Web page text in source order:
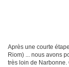
Après une courte
Riom) ... nous avons
très loin de Narbonne.